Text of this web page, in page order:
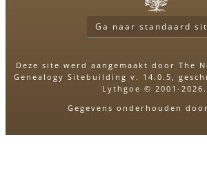
Ga naar standaard
Deze site werd aangemaakt door The
Genealogy Sitebuilding v. 14.0.5,
Lythgoe © 2001-2026.
Gegevens onderhouden door